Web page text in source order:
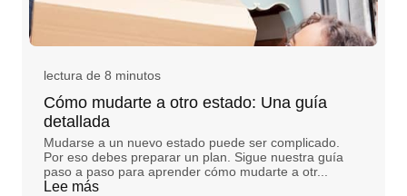
lectura de 8 minutos
Cómo mudarte a otro estado: Una guía
detallada
Mudarse a un nuevo estado puede ser complicado.
Por eso debes preparar un plan. Sigue nuestra guía
paso a paso para aprender cómo mudarte a otr...
Lee más